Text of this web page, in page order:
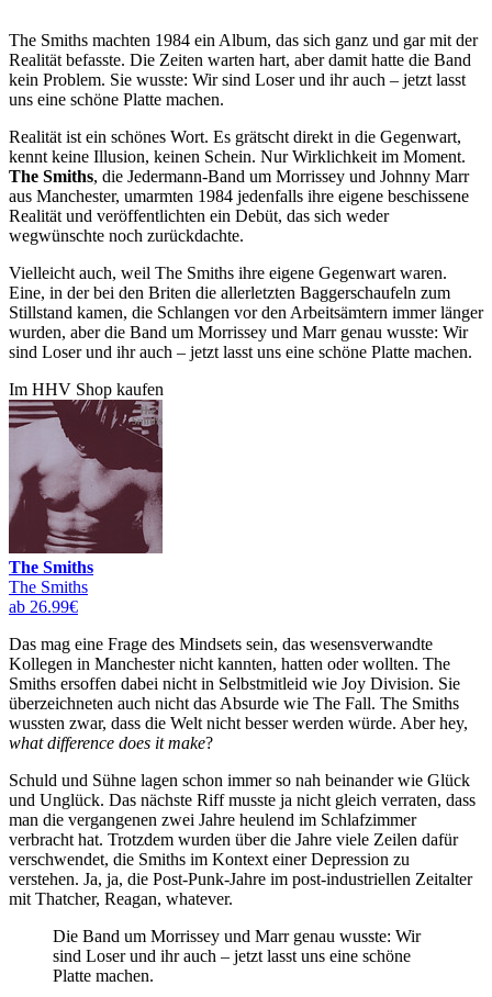
The Smiths machten 1984 ein Album, das sich ganz und gar mit der
Realität befasste. Die Zeiten warten hart, aber damit hatte die Band
kein Problem. Sie wusste: Wir sind Loser und ihr auch – jetzt lasst
uns eine schöne Platte machen.
Realität ist ein schönes Wort. Es grätscht direkt in die Gegenwart,
kennt keine Illusion, keinen Schein. Nur Wirklichkeit im Moment.
The Smiths, die Jedermann-Band um Morrissey und Johnny Marr
aus Manchester, umarmten 1984 jedenfalls ihre eigene beschissene
Realität und veröffentlichten ein Debüt, das sich weder
wegwünschte noch zurückdachte.
Vielleicht auch, weil The Smiths ihre eigene Gegenwart waren.
Eine, in der bei den Briten die allerletzten Baggerschaufeln zum
Stillstand kamen, die Schlangen vor den Arbeitsämtern immer länger
wurden, aber die Band um Morrissey und Marr genau wusste: Wir
sind Loser und ihr auch – jetzt lasst uns eine schöne Platte machen.
Im HHV Shop kaufen
The Smiths
The Smiths
ab 26.99€
Das mag eine Frage des Mindsets sein, das wesensverwandte
Kollegen in Manchester nicht kannten, hatten oder wollten. The
Smiths ersoffen dabei nicht in Selbstmitleid wie Joy Division. Sie
überzeichneten auch nicht das Absurde wie The Fall. The Smiths
wussten zwar, dass die Welt nicht besser werden würde. Aber hey,
what difference does it make?
Schuld und Sühne lagen schon immer so nah beinander wie Glück
und Unglück. Das nächste Riff musste ja nicht gleich verraten, dass
man die vergangenen zwei Jahre heulend im Schlafzimmer
verbracht hat. Trotzdem wurden über die Jahre viele Zeilen dafür
verschwendet, die Smiths im Kontext einer Depression zu
verstehen. Ja, ja, die Post-Punk-Jahre im post-industriellen Zeitalter
mit Thatcher, Reagan, whatever.
Die Band um Morrissey und Marr genau wusste: Wir
sind Loser und ihr auch – jetzt lasst uns eine schöne
Platte machen.